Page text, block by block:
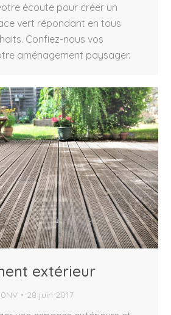
écoute pour créer un
vert répondant en tous
Confiez-nous vos
aménagement paysager.
extérieur
28 juin 2017